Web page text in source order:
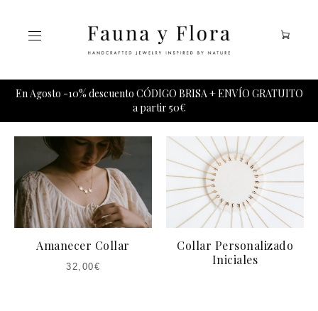
En Agosto -10% descuento CÓDIGO BRISA + ENVÍO GRATUITO
a partir 50€
Amanecer Collar
32,00€
Collar Personalizado
Iniciales